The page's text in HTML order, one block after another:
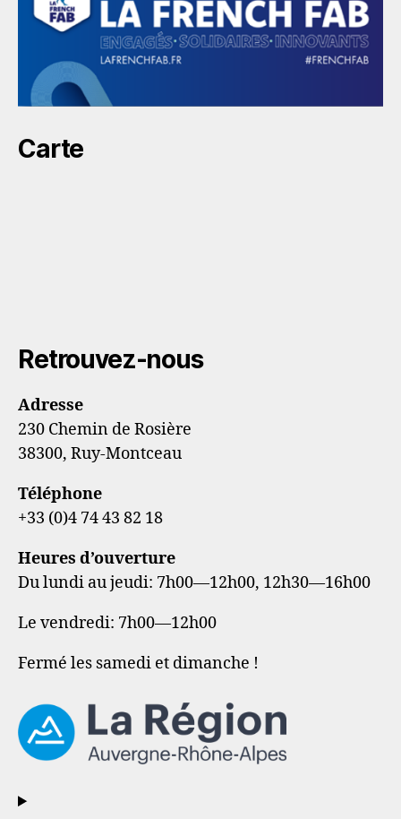
Carte
Retrouvez-nous
Adresse
230 Chemin de Rosière
38300, Ruy-Montceau
Téléphone
+33 (0)4 74 43 82 18
Heures d’ouverture
Du lundi au jeudi: 7h00—12h00, 12h30—16h00
Le vendredi: 7h00—12h00
Fermé les samedi et dimanche !